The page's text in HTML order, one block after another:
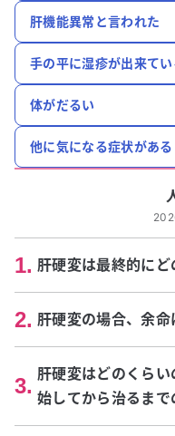
肝機能異常と言われた
手の平に湿疹が出来てい
体がだるい
他に気になる症状がある
1. 肝硬変は最終的にど
2. 肝硬変の場合、余命
3. 肝硬変はどのくら
始してから治るまで